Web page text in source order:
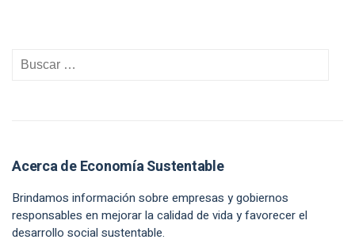
Acerca de Economía Sustentable
Brindamos información sobre empresas y gobiernos
responsables en mejorar la calidad de vida y favorecer el
desarrollo social sustentable.